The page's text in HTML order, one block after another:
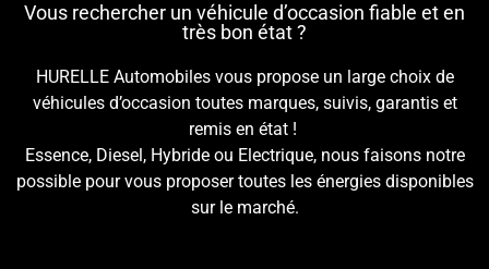
Vous rechercher un véhicule d’occasion fiable et en
très bon état ?
HURELLE Automobiles vous propose un large choix de
véhicules d’occasion toutes marques, suivis, garantis et
remis en état !
Essence, Diesel, Hybride ou Electrique, nous faisons notre
possible pour vous proposer toutes les énergies disponibles
sur le marché.